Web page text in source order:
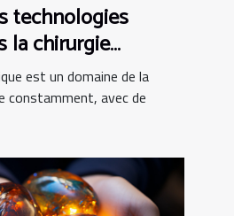
technologies
la chirurgie
est un domaine de la
constamment, avec de